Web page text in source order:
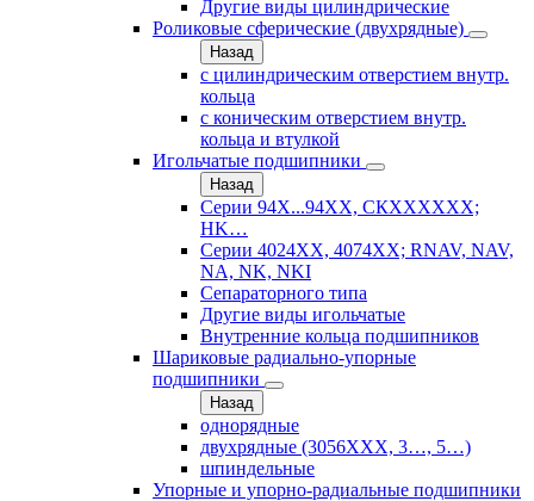
Другие виды цилиндрические
Роликовые сферические (двухрядные)
Назад
с цилиндрическим отверстием внутр.
кольца
с коническим отверстием внутр.
кольца и втулкой
Игольчатые подшипники
Назад
Серии 94Х...94ХХ, СКХХХХХХ;
HK…
Серии 4024ХХ, 4074ХХ; RNAV, NAV,
NA, NK, NKI
Сепараторного типа
Другие виды игольчатые
Внутренние кольца подшипников
Шариковые радиально-упорные
подшипники
Назад
однорядные
двухрядные (3056ХХХ, 3…, 5…)
шпиндельные
Упорные и упорно-радиальные подшипники